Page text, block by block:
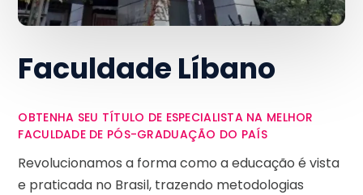
Faculdade Líbano
OBTENHA SEU TÍTULO DE ESPECIALISTA NA MELHOR
FACULDADE DE PÓS-GRADUAÇÃO DO PAÍS
Revolucionamos a forma como a educação é vista
e praticada no Brasil, trazendo metodologias